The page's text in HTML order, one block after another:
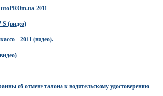
2011
(видео)
– 2011 (видео).
об отмене талона к водительскому удостоверению